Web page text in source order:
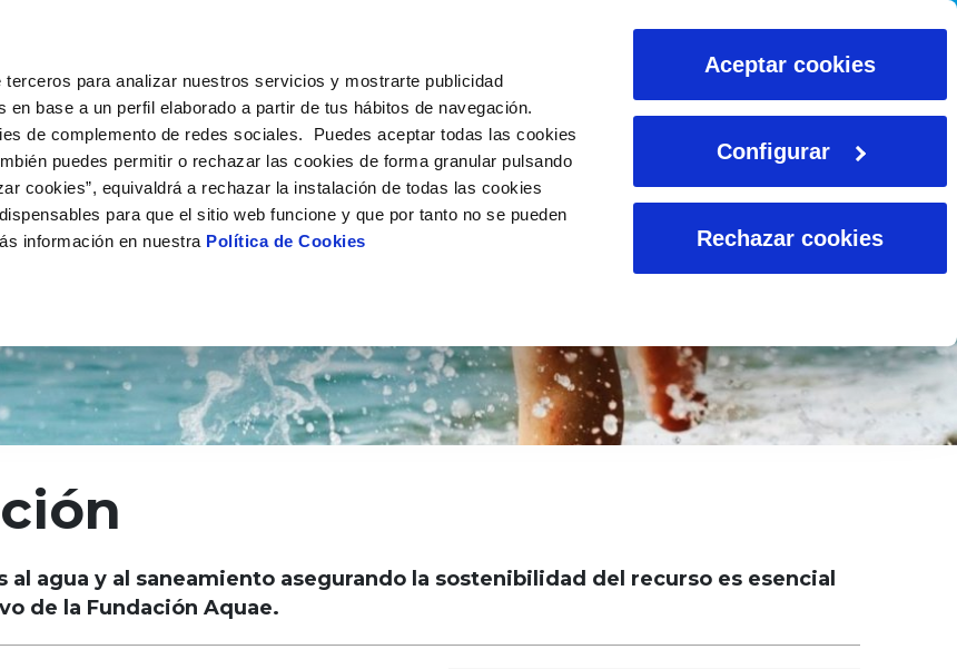
para analizar nuestros servicios y mostrarte publicidad
en base a un perfil elaborado a partir de tus hábitos de navegación.
de complemento de redes sociales. Puedes aceptar todas las cookies
puedes permitir o rechazar las cookies de forma granular pulsando
cookies”, equivaldrá a rechazar la instalación de todas las cookies
para que el sitio web funcione y que por tanto no se pueden
información en nuestra Política de Cookies
Aceptar cookies
Configurar
Rechazar cookies
al agua y al saneamiento asegurando la sostenibilidad del recurso es esencial
de la Fundación Aquae.